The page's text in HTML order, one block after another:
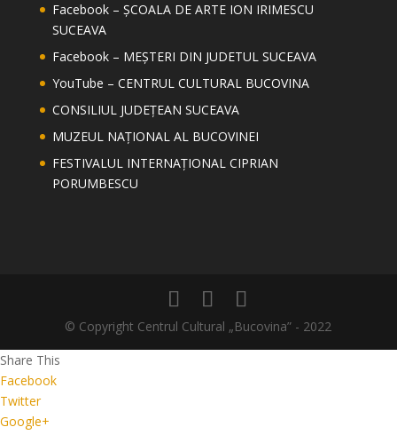
Facebook – ȘCOALA DE ARTE ION IRIMESCU
SUCEAVA
Facebook – MEȘTERI DIN JUDETUL SUCEAVA
YouTube – CENTRUL CULTURAL BUCOVINA
CONSILIUL JUDEȚEAN SUCEAVA
MUZEUL NAȚIONAL AL BUCOVINEI
FESTIVALUL INTERNAȚIONAL CIPRIAN
PORUMBESCU
© Copyright Centrul Cultural „Bucovina” - 2022
Share This
Facebook
Twitter
Google+